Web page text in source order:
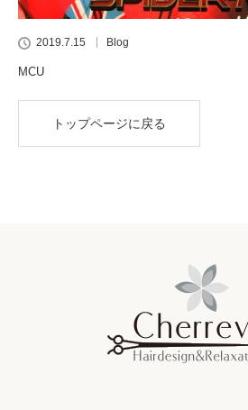
2019.7.15 Blog
MCU
トップページに戻る